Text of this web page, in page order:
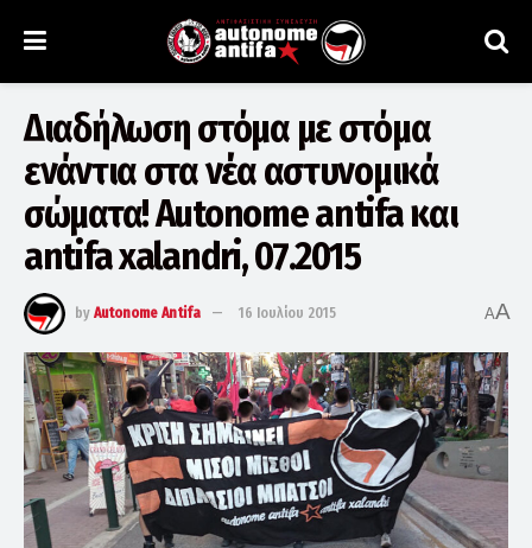
Διαδήλωση στόμα με στόμα
ενάντια στα νέα αστυνομικά
σώματα! Autonome antifa και
antifa xalandri, 07.2015
by Autonome Antifa 16 Ιουλίου 2015 AA